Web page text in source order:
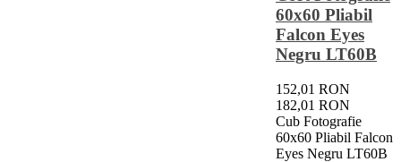
60x60 Pliabil
Falcon Eyes
Negru LT60B
152,01 RON
182,01 RON
Cub Fotografie
60x60 Pliabil Falcon
Eyes Negru LT60B